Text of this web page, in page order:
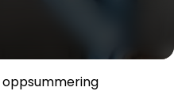
oppsummering